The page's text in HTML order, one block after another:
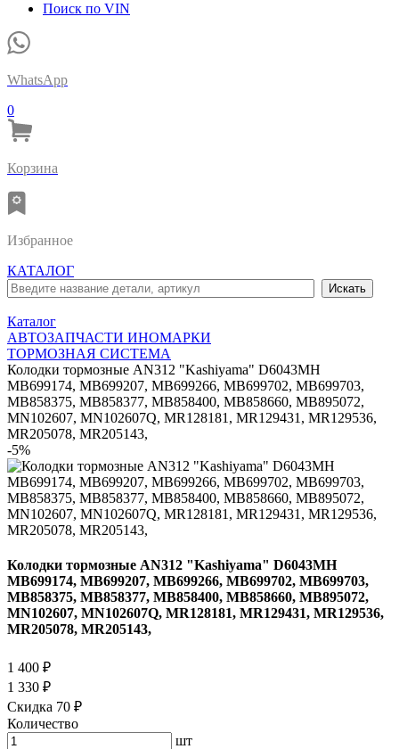
Поиск по VIN
WhatsApp
0
Корзина
Избранное
КАТАЛОГ
Каталог
АВТОЗАПЧАСТИ ИНОМАРКИ
ТОРМОЗНАЯ СИСТЕМА
Колодки тормозные AN312 "Kashiyama" D6043MH
MB699174, MB699207, MB699266, MB699702, MB699703,
MB858375, MB858377, MB858400, MB858660, MB895072,
MN102607, MN102607Q, MR128181, MR129431, MR129536,
MR205078, MR205143,
-5%
Колодки тормозные AN312 "Kashiyama" D6043MH
MB699174, MB699207, MB699266, MB699702, MB699703,
MB858375, MB858377, MB858400, MB858660, MB895072,
MN102607, MN102607Q, MR128181, MR129431, MR129536,
MR205078, MR205143,
1 400 ₽
1 330 ₽
Скидка 70 ₽
Количество
шт